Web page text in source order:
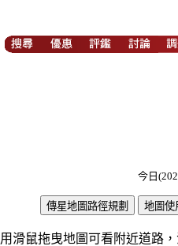
今日
滑鼠拖曳地圖可看附近道路